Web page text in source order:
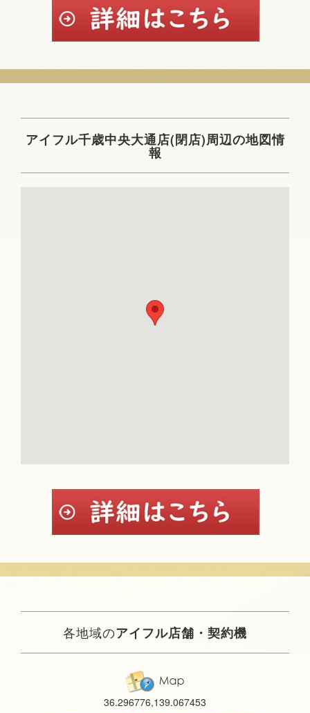
アイフル千歳中央大通店(閉店)周辺の地図情
報
各地域のアイフル店舗・契約機
36.296776,139.067453